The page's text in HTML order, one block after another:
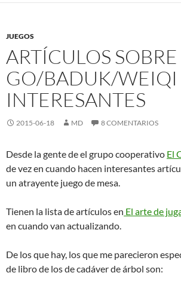
JUEGOS
ARTÍCULOS SOBRE
GO/BADUK/WEIQI
INTERESANTES
2015-06-18 MD 8 COMENTARIOS
Desde la gente de el grupo cooperativo El
de vez en cuando hacen interesantes
un atrayente juego de mesa.
Tienen la lista de artículos en El arte de
en cuando van actualizando.
De los que hay, los que me parecieron
de libro de los de cadáver de árbol son: